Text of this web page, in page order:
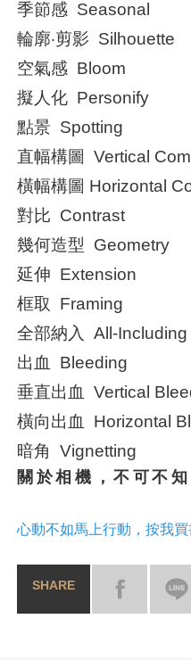
季節感 Seasonal
輪廓‧剪影 Silhouette
空氣感 Bloom
擬人化 Personify
點景 Spotting
直幅構圖 Vertical
橫幅構圖 Horizontal
對比 Contrast
幾何造型 Geometry
延伸 Extension
框取 Framing
全部納入 All-Including
出血 Bleeding
垂直出血 Vertical
橫向出血 Horizontal
暗角 Vignetting
關於相機，不可不
心動不如馬上行動，按我
SHARE